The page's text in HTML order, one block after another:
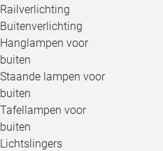
Railverlichting
Buitenverlichting
Hanglampen voor
buiten
Staande lampen voor
buiten
Tafellampen voor
buiten
Lichtslingers